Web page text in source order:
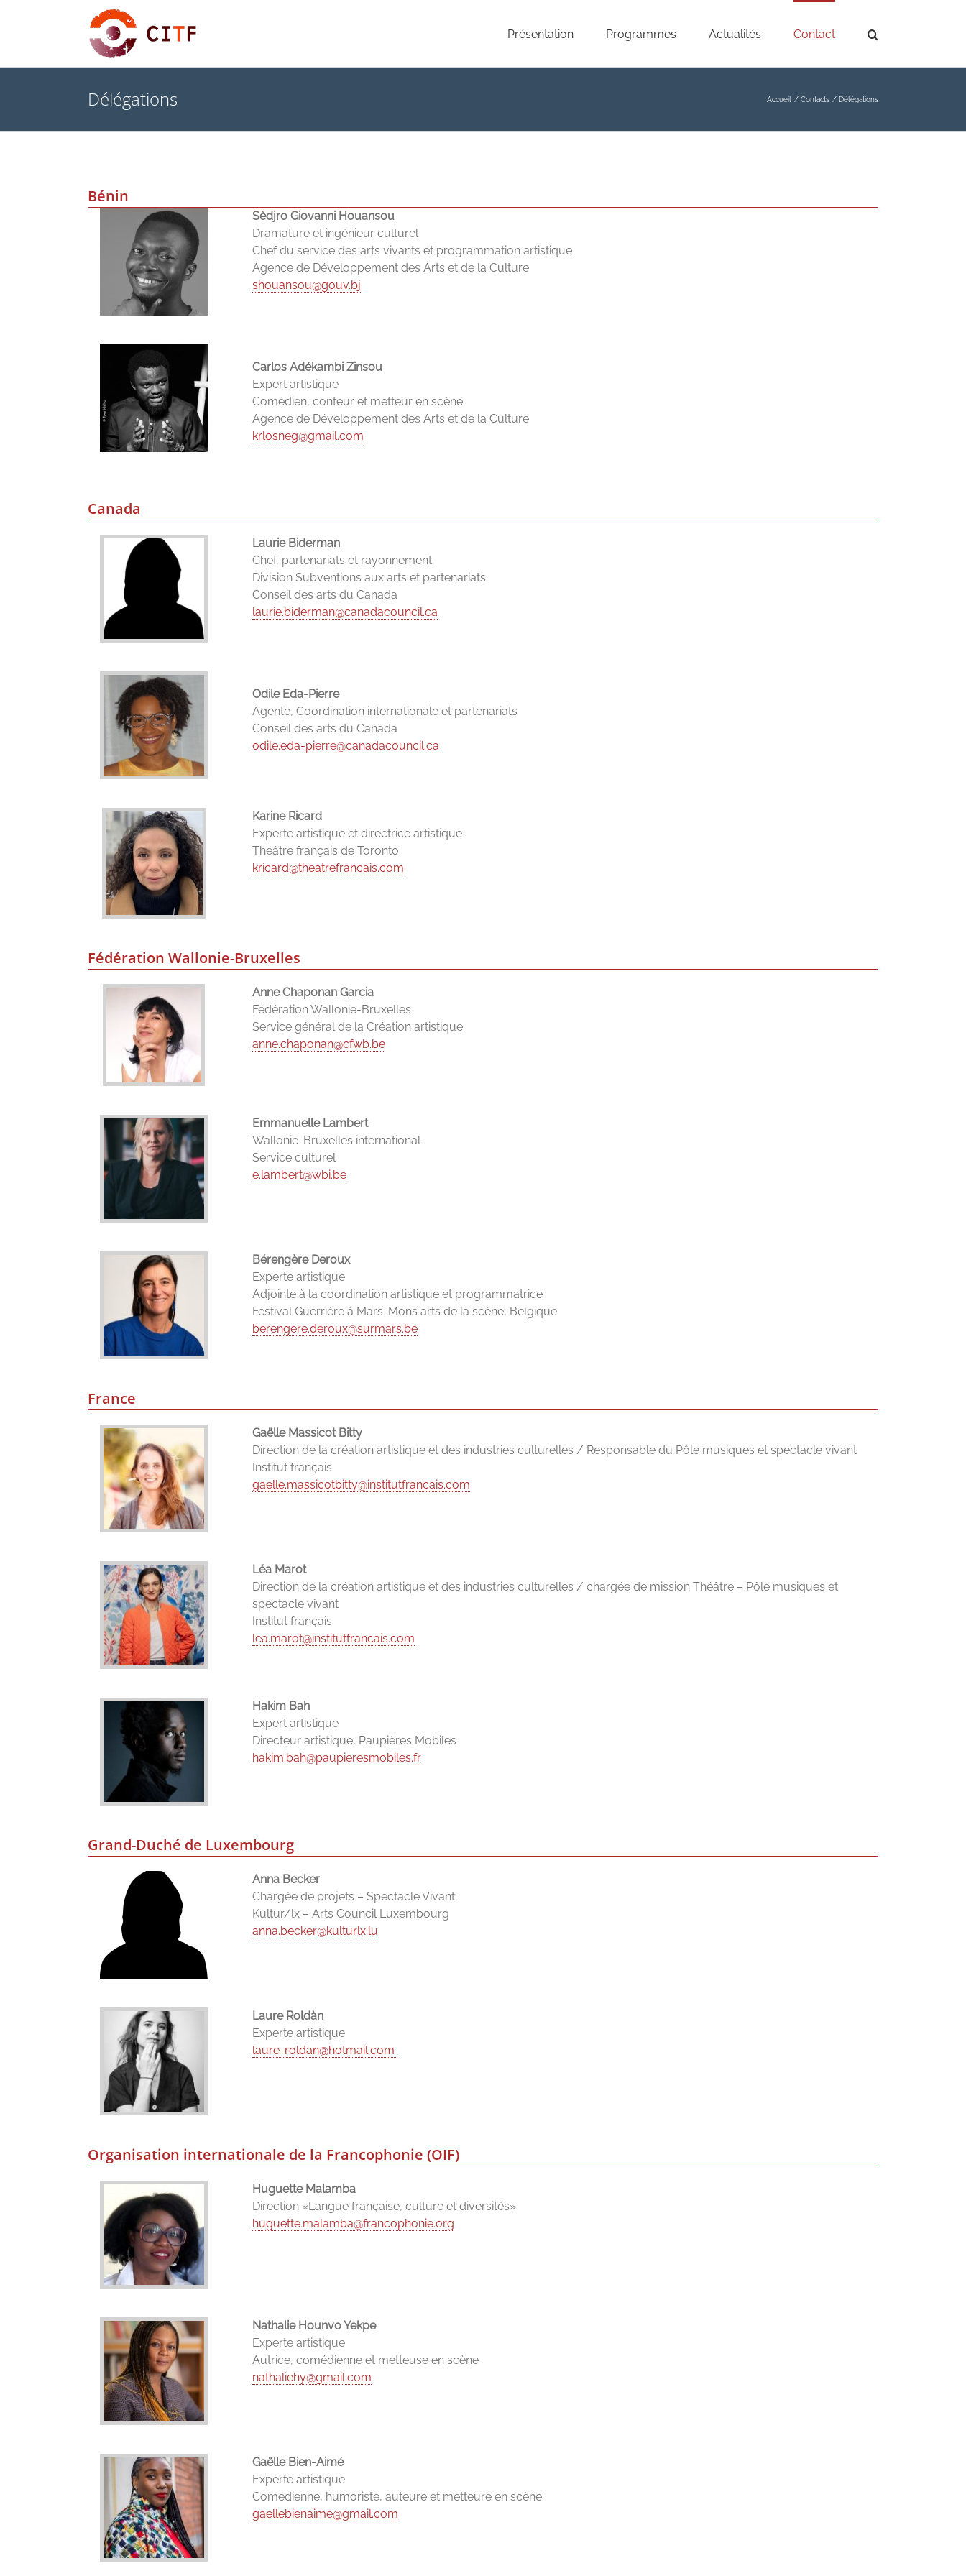
Présentation Programmes Actualités Contact
Délégations Accueil Contacts Délégations
Bénin
Sèdjro Giovanni Houansou
Dramature et ingénieur culturel
Chef du service des arts vivants et programmation artistique
Agence de Développement des Arts et de la Culture
shouansou@gouv.bj
Carlos Adékambi Zinsou
Expert artistique
Comédien, conteur et metteur en scène
Agence de Développement des Arts et de la Culture
krlosneg@gmail.com
Canada
Laurie Biderman
Chef, partenariats et rayonnement
Division Subventions aux arts et partenariats
Conseil des arts du Canada
laurie.biderman@canadacouncil.ca
Odile Eda-Pierre
Agente, Coordination internationale et partenariats
Conseil des arts du Canada
odile.eda-pierre@canadacouncil.ca
Karine Ricard
Experte artistique et directrice artistique
Théâtre français de Toronto
kricard@theatrefrancais.com
Fédération Wallonie-Bruxelles
Anne Chaponan Garcia
Fédération Wallonie-Bruxelles
Service général de la Création artistique
anne.chaponan@cfwb.be
Emmanuelle Lambert
Wallonie-Bruxelles international
Service culturel
e.lambert@wbi.be
Bérengère Deroux
Experte artistique
Adjointe à la coordination artistique et programmatrice
Festival Guerrière à Mars-Mons arts de la scène, Belgique
berengere.deroux@surmars.be
France
Gaëlle Massicot Bitty
Direction de la création artistique et des industries culturelles / Responsable du Pôle musiques et spectacle vivant
Institut français
gaelle.massicotbitty@institutfrancais.com
Léa Marot
Direction de la création artistique et des industries culturelles / chargée de mission Théâtre – Pôle musiques et
spectacle vivant
Institut français
lea.marot@institutfrancais.com
Hakim Bah
Expert artistique
Directeur artistique, Paupières Mobiles
hakim.bah@paupieresmobiles.fr
Grand-Duché de Luxembourg
Anna Becker
Chargée de projets – Spectacle Vivant
Kultur/lx – Arts Council Luxembourg
anna.becker@kulturlx.lu
Laure Roldàn
Experte artistique
laure-roldan@hotmail.com
Organisation internationale de la Francophonie (OIF)
Huguette Malamba
Direction «Langue française, culture et diversités»
huguette.malamba@francophonie.org
Nathalie Hounvo Yekpe
Experte artistique
Autrice, comédienne et metteuse en scène
nathaliehy@gmail.com
Gaëlle Bien-Aimé
Experte artistique
Comédienne, humoriste, auteure et metteure en scène
gaellebienaime@gmail.com